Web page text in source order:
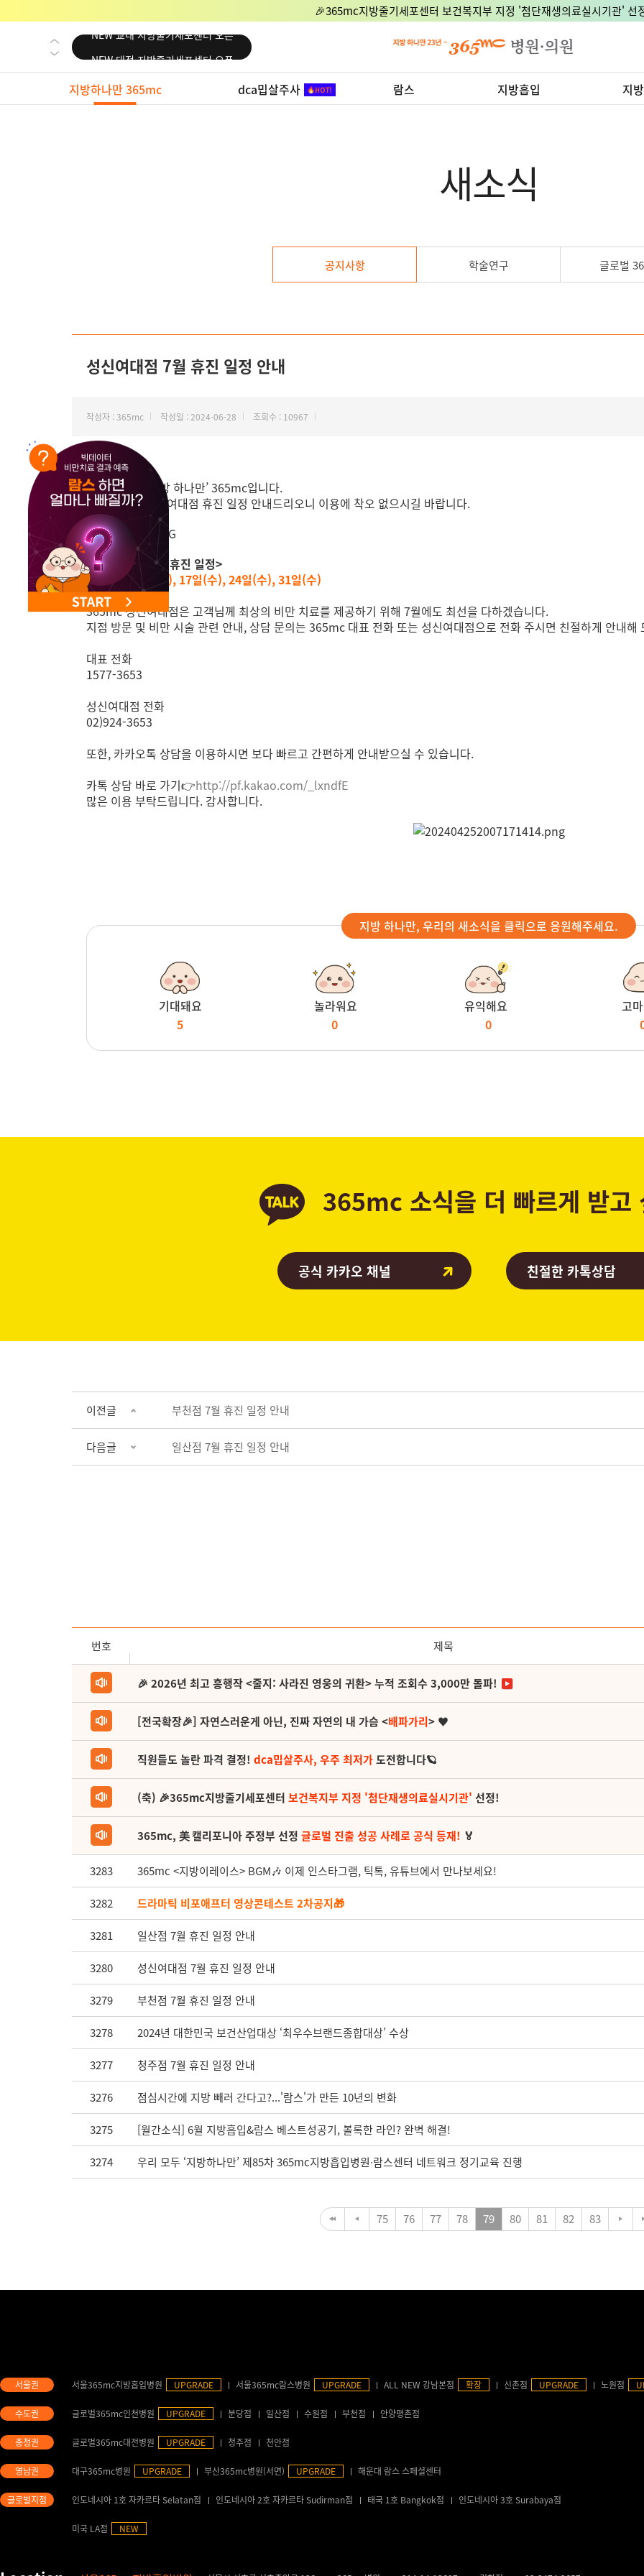
🎉365mc지방줄기세포센터 보건복지부 지정 '첨단재생의료실시기관' 선
NEW 교대 지방줄기세포센터 오픈
NEW 노원 지방줄기세포센터 오픈
NEW 미국 LA점 오픈
지방하나만 365mc dca밉살주사 람스 지방흡입 지
새소식
공지사항 학술연구 글로벌
성신여대점 7월 휴진 일정 안내
작성자 : 365mc 작성일 : 2024-06-28 조회수 : 10967
안녕하세요, ‘지방 하나만’ 365mc입니다.
7월 365mc 성신여대점 휴진 일정 안내드리오니 이용에 착오 없으시길 바랍니다.
<성신여대점 7월 휴진 일정>
3일(수), 10일(수), 17일(수), 24일(수), 31일(수)
365mc 성신여대점은 고객님께 최상의 비만 치료를 제공하기 위해 7월에도 최선을 다하겠습니다.
지점 방문 및 비만 시술 관련 안내, 상담 문의는 365mc 대표 전화 또는 성신여대점으로 전화 주시면 친절하게 안내해
대표 전화
1577-3653
성신여대점 전화
02)924-3653
또한, 카카오톡 상담을 이용하시면 보다 빠르고 간편하게 안내받으실 수 있습니다.
카톡 상담 바로 가기👉http://pf.kakao.com/_lxndfE
많은 이용 부탁드립니다. 감사합니다.
지방 하나만, 우리의 새소식을 클릭으로 응원해주세요.
기대돼요
5
놀라워요
0
유익해요
0
고
365mc 소식을 더 빠르게 받고
공식 카카오 채널 친절한 카톡상담
이전글 부천점 7월 휴진 일정 안내
다음글 일산점 7월 휴진 일정 안내
번호 제목
🎉 2026년 최고 흥행작 <줄지: 사라진 영웅의 귀환> 누적 조회수 3,000만 돌파!
[전국확장🎉] 자연스러운게 아닌, 진짜 자연의 내 가슴 <배파가리> ♥
직원들도 놀란 파격 결정! dca밉살주사, 우주 최저가도전합니다🪐
(축) 🎉365mc지방줄기세포센터 보건복지부 지정 '첨단재생의료실시기관' 선정!
365mc, 美 캘리포니아 주정부 선정 글로벌 진출 성공 사례로 공식 등재! 🏅
3283 365mc <지방이레이스> BGM🎶 이제 인스타그램, 틱톡, 유튜브에서 만나보세요!
3282 드라마틱 비포애프터 영상콘테스트 2차공지🎁
3281 일산점 7월 휴진 일정 안내
3280 성신여대점 7월 휴진 일정 안내
3279 부천점 7월 휴진 일정 안내
3278 2024년 대한민국 보건산업대상 ‘최우수브랜드종합대상’ 수상
3277 청주점 7월 휴진 일정 안내
3276 점심시간에 지방 빼러 간다고?...'람스'가 만든 10년의 변화
3275 [월간소식] 6월 지방흡입&람스 베스트성공기, 볼록한 라인? 완벽 해결!
3274 우리 모두 ‘지방하나만’ 제85차 365mc지방흡입병원∙람스센터 네트워크 정기교육 진행
75 76 77 78 79 80 81 82 83
서울365mc지방흡입병원 UPGRADE 서울365mc람스병원 UPGRADE ALL NEW 강남본점 확장 신촌점 UPGRADE 노원점
글로벌365mc인천병원 UPGRADE 분당점 일산점 수원점 부천점 안양평촌점
글로벌365mc대전병원 UPGRADE 청주점 천안점
대구365mc병원 UPGRADE 부산365mc병원(서면) UPGRADE 해운대 람스 스페셜센터
인도네시아 1호 자카르타 Selatan점 인도네시아 2호 자카르타 Sudirman점 태국 1호 Bangkok점 인도네시아 3호 Surabaya점
미국 LA점 NEW